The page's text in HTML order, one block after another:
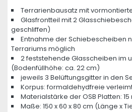
Terrarienbausatz mit
Glasfrontteil mit 2
geschliffen)
Entnahme der Schiebescheiben
Terrariums möglich
2 feststehende Glasscheiben im
(Bodenfüllhöhe: ca. 22 cm)
jeweils 3 Belüftungsgitter in den
Korpus: formaldehydfreie
Materialstärke der OSB Platten: 15
Maße: 150 x 60 x 80 cm (Länge x